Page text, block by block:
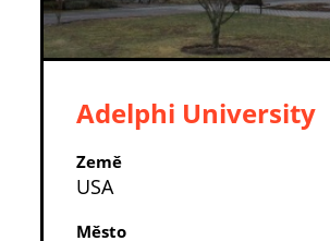
Adelphi University
Země
USA
Město